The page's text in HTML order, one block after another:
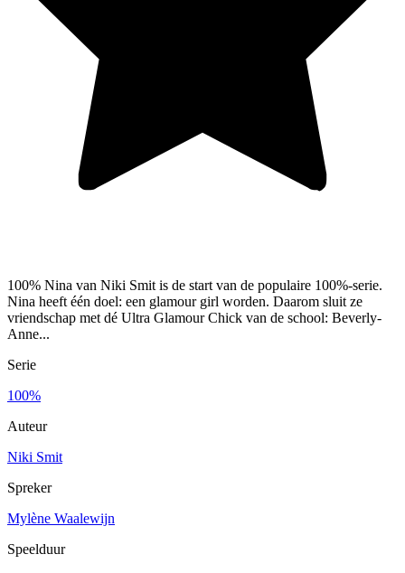
100% Nina van Niki Smit is de start van de populaire 100%-serie.
Nina heeft één doel: een glamour girl worden. Daarom sluit ze
vriendschap met dé Ultra Glamour Chick van de school: Beverly-
Anne...
Serie
100%
Auteur
Niki Smit
Spreker
Mylène Waalewijn
Speelduur